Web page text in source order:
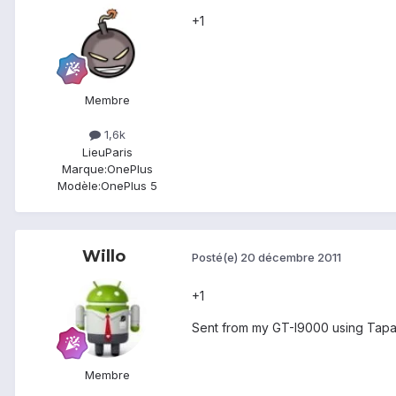
Membre
1,6k
LieuParis
Marque:OnePlus
Modèle:OnePlus 5
+1
Willo
Membre
Posté(e) 20 décembre 2011
+1
Sent from my GT-I9000 using